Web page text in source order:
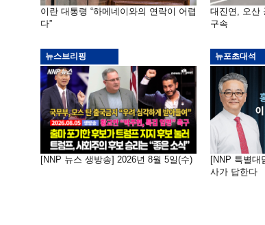
이란 대통령 “하메네이와의 연락이 어렵
다”
대진연, 오산
구속
뉴스브리핑
[NNP 뉴스 생방송] 2026년 8월 5일(수)
뉴포초대석
[NNP 특별대
사가 답한다